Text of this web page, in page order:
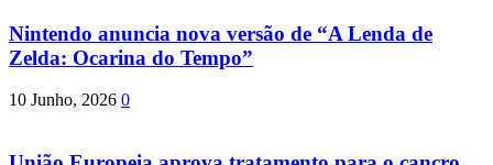
Nintendo anuncia nova versão de “A Lenda de
Zelda: Ocarina do Tempo”
10 Junho, 2026 0